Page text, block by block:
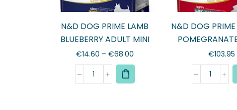
N&D DOG PRIME LAMB
BLUEBERRY ADULT MINI
€14.60 – €68.00
N&D DOG
MEDIUM
€103.95